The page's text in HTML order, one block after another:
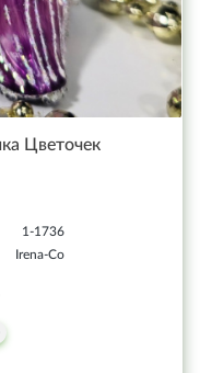
Цветочек
1-1736
Irena-Co